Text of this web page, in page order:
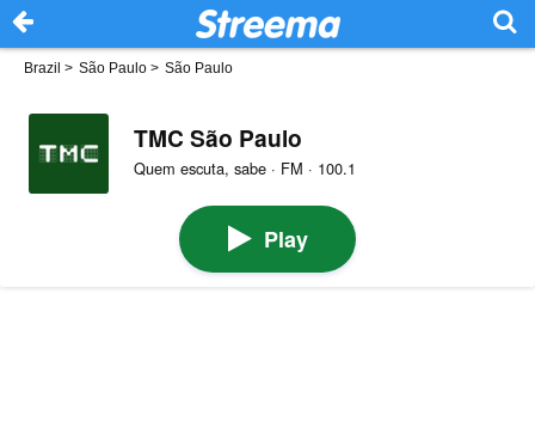
Brazil > São Paulo > São Paulo
TMC São Paulo
Quem escuta, sabe · FM · 100.1
Play